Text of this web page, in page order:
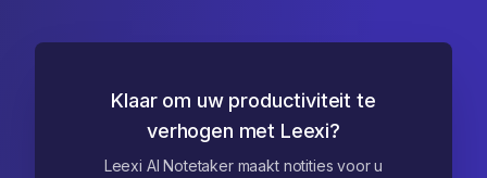
Klaar om uw productiviteit te
verhogen met Leexi?
Leexi AI Notetaker maakt notities voor u